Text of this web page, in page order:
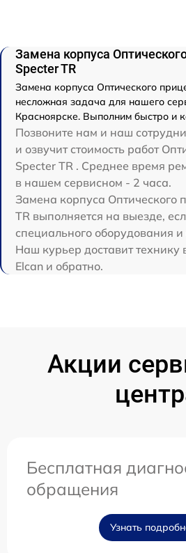
Замена корпуса
Specter TR
Замена корпуса Оптического
несложная задача для нашего
Красноярске. Выполним быстро и
Позвоните нам и наш
и озвучит стоимость работ
Specter TR . Среднее время
в нашем сервисном - 2 часа.
Замена корпуса Оптического
TR выполняется на выезде,
специального оборудования
Наш курьер доставит технику
Elcan и обратно.
Акции
Бесплатная
обращения
Узнать